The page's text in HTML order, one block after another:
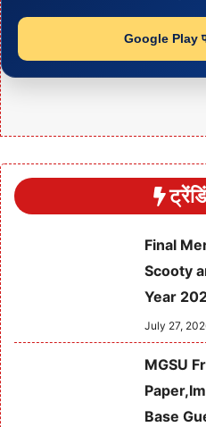
Google Play
Final
Scooty
Year
July 27,
MGSU
Base